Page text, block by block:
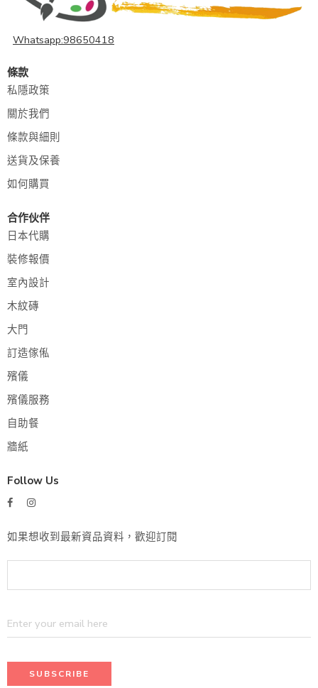
Whatsapp:98650418
條款
私隱政策
關於我們
條款與細則
送貨及保養
如何購買
合作伙伴
日本代購
裝修報價
室內設計
木紋磚
大門
訂造傢俬
殯儀
殯儀服務
自助餐
牆紙
Follow Us
如果想收到最新資品資料，歡迎訂閱